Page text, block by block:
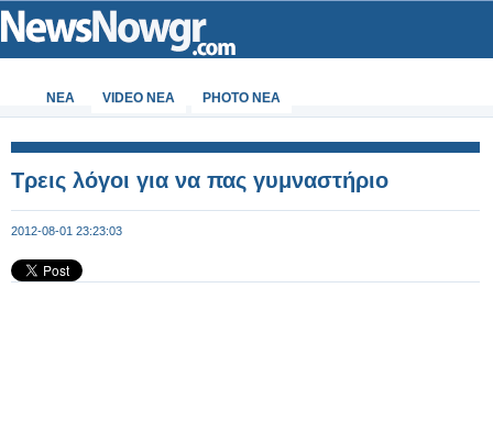
ΝΕΑ VIDEO NEA PHOTO NEA
Τρεις λόγοι για να πας γυμναστήριο
2012-08-01 23:23:03